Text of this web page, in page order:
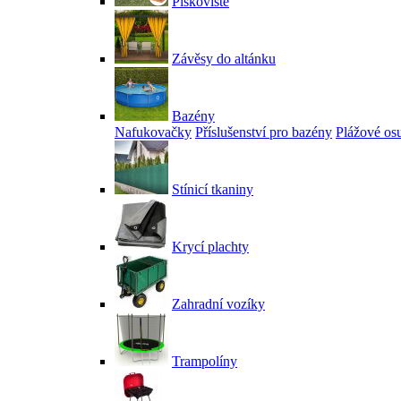
Závěsy do altánku
Bazény
Nafukovačky Příslušenství pro bazény Plážové
Stínicí tkaniny
Krycí plachty
Zahradní vozíky
Trampolíny